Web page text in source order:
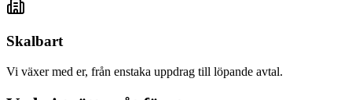
Skalbart
Vi växer med er, från enstaka uppdrag till löpande avtal.